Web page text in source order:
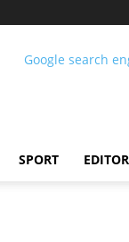
SPORT